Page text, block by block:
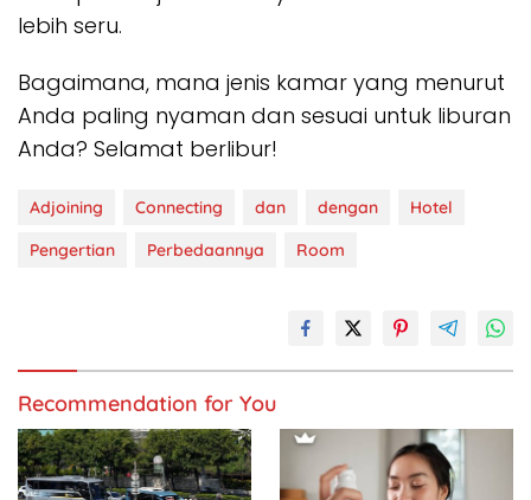
lebih seru.
Bagaimana, mana jenis kamar yang menurut
Anda paling nyaman dan sesuai untuk liburan
Anda? Selamat berlibur!
Adjoining Connecting dan dengan
Hotel
Pengertian
Perbedaannya Room
Recommendation for You